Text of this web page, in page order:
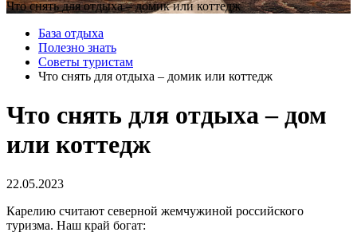
Что снять для отдыха – домик или коттедж
База отдыха
Полезно знать
Советы туристам
Что снять для отдыха – домик или коттедж
Что снять для отдыха – дом
или коттедж
22.05.2023
Карелию считают северной жемчужиной российского
туризма. Наш край богат: